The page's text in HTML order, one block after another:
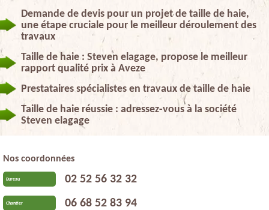
Demande de devis pour un projet de taille de haie,
une étape cruciale pour le meilleur déroulement des
travaux
Taille de haie : Steven elagage, propose le meilleur
rapport qualité prix à Aveze
Prestataires spécialistes en travaux de taille de haie
Taille de haie réussie : adressez-vous à la société
Steven elagage
Nos coordonnées
Bureau 02 52 56 32 32
Chantier 06 68 52 83 94